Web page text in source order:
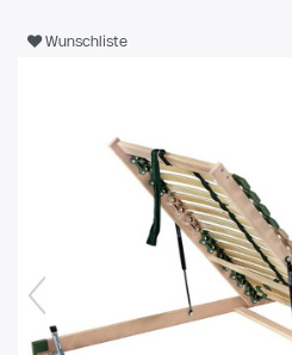
Wunschliste